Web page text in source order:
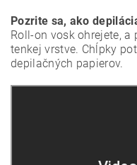
Pozrite sa, ako
Roll-on vosk ohrejete,
tenkej vrstve. Chĺpky
depilačných papierov.